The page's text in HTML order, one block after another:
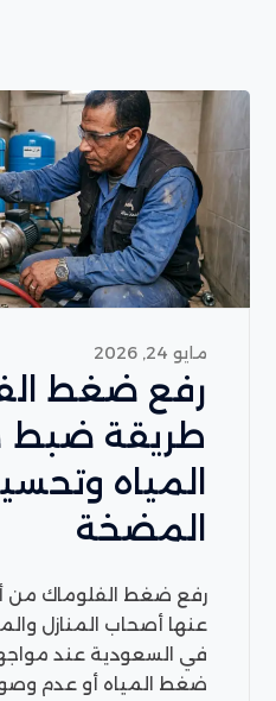
مايو 24, 2026
رفع ضغط
طريقة
المياه
المضخة
رفع ضغط الفلوماك من
عنها أصحاب المنازل
في السعودية عند
ضغط المياه أو عدم